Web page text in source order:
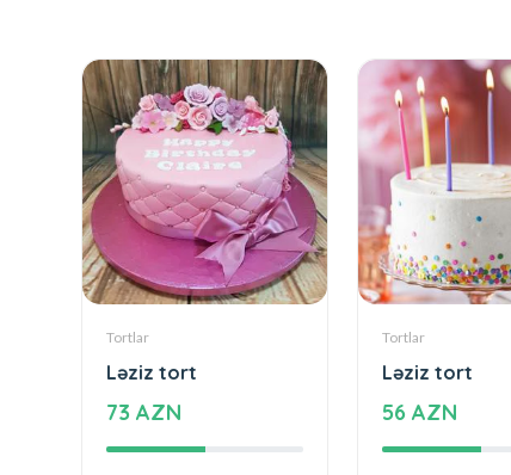
Tortlar
Ləziz tort
73 AZN
Tortlar
Ləziz tort
56 AZN